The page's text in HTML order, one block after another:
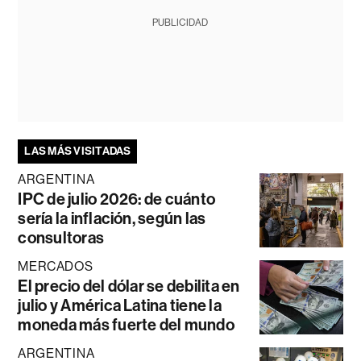
PUBLICIDAD
LAS MÁS VISITADAS
ARGENTINA
IPC de julio 2026: de cuánto
sería la inflación, según las
consultoras
MERCADOS
El precio del dólar se debilita en
julio y América Latina tiene la
moneda más fuerte del mundo
ARGENTINA